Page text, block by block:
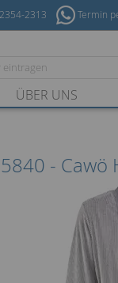
2313 Termin
ÜBER UNS
- Cawö